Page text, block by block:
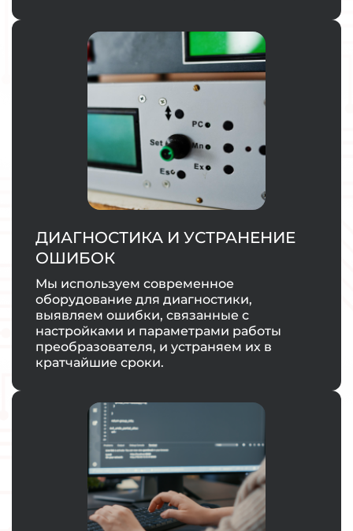
ДИАГНОСТИКА И УСТРАНЕНИЕ
ОШИБОК
Мы используем современное
оборудование для диагностики,
выявляем ошибки, связанные с
настройками и параметрами работы
преобразователя, и устраняем их в
кратчайшие сроки.
ЗАКАЗАТЬ УСЛУГУ
ЗАКАЗАТЬ УСЛУГУ